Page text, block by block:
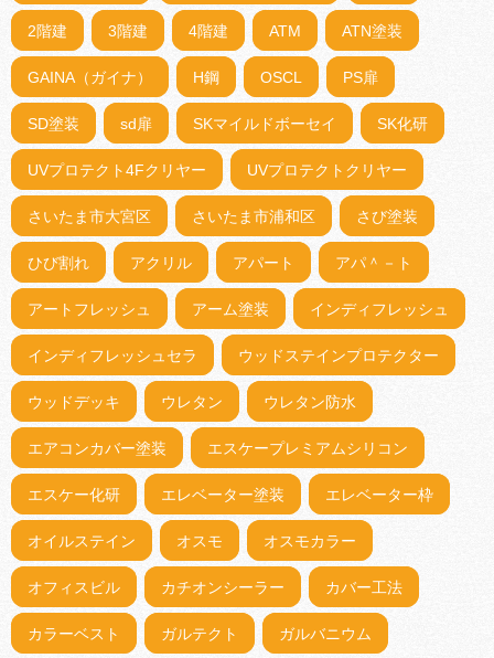
2階建 3階建 4階建 ATM ATN塗装
GAINA（ガイナ） H鋼 OSCL PS扉
SD塗装 sd扉 SKマイルドボーセイ SK化研
UVプロテクト4Fクリヤー UVプロテクトクリヤー
さいたま市大宮区 さいたま市浦和区 さび塗装
ひび割れ アクリル アパート アパ＾－ト
アートフレッシュ アーム塗装 インディフレッシュ
インディフレッシュセラ ウッドステインプロテクター
ウッドデッキ ウレタン ウレタン防水
エアコンカバー塗装 エスケープレミアムシリコン
エスケー化研 エレベーター塗装 エレベーター枠
オイルステイン オスモ オスモカラー
オフィスビル カチオンシーラー カバー工法
カラーベスト ガルテクト ガルバニウム